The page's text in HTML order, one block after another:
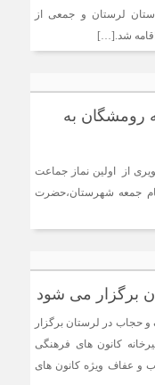
لرستان و جمعی از
شد.[…]
رومشگان به
از اولین نماز جماعت
جمعه شهرستان،حضرت
برگزار می شود
حجاب در لرستان برگزار
کانون های فرهنگی
و عفاف ویژه کانون های